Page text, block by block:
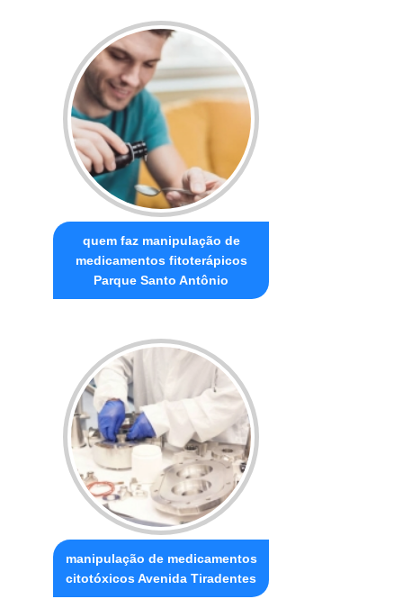
quem faz manipulação de
medicamentos fitoterápicos
Parque Santo Antônio
manipulação de medicamentos
citotóxicos Avenida Tiradentes